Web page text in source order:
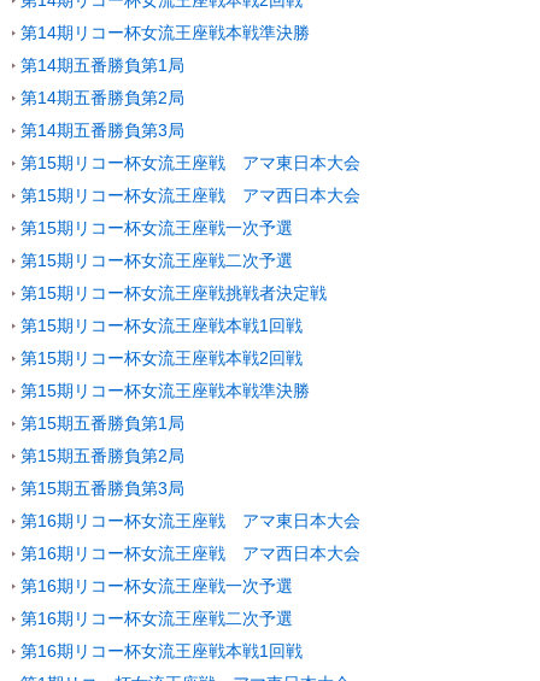
第14期リコー杯女流王座戦本戦準決勝
第14期五番勝負第1局
第14期五番勝負第2局
第14期五番勝負第3局
第15期リコー杯女流王座戦 アマ東日本大会
第15期リコー杯女流王座戦 アマ西日本大会
第15期リコー杯女流王座戦一次予選
第15期リコー杯女流王座戦二次予選
第15期リコー杯女流王座戦挑戦者決定戦
第15期リコー杯女流王座戦本戦1回戦
第15期リコー杯女流王座戦本戦2回戦
第15期リコー杯女流王座戦本戦準決勝
第15期五番勝負第1局
第15期五番勝負第2局
第15期五番勝負第3局
第16期リコー杯女流王座戦 アマ東日本大会
第16期リコー杯女流王座戦 アマ西日本大会
第16期リコー杯女流王座戦一次予選
第16期リコー杯女流王座戦二次予選
第16期リコー杯女流王座戦本戦1回戦